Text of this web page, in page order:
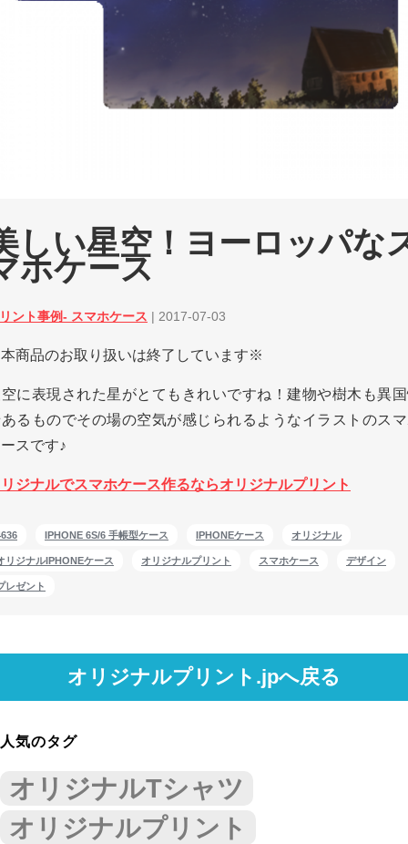
しい星空！ヨーロッパな
ホケース
ント事例- スマホケース | 2017-07-03
商品のお取り扱いは終了しています※
に表現された星がとてもきれいですね！建物や樹木も異
るものでその場の空気が感じられるようなイラストのス
スです♪
ジナルでスマホケース作るならオリジナルプリント
IPHONE 6S/6 手帳型ケース IPHONEケース オリジナル
リジナルIPHONEケース オリジナルプリント スマホケース デザイン
レゼント
オリジナルプリント.jpへ戻る
人気のタグ
オリジナルTシャツ
オリジナルプリント